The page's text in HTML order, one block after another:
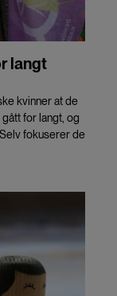
langt
kvinner at de
for langt, og
fokuserer de